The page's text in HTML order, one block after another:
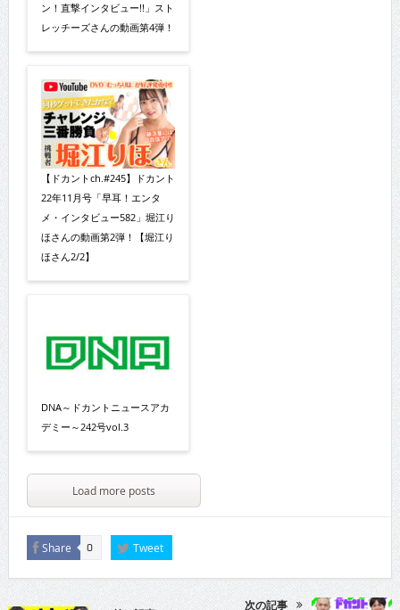
ン！直撃インタビュー!!」スト
レッチーズさんの動画第4弾！
【ドカントch.#245】ドカント
22年11月号「早耳！エンタ
メ・インタビュー582」堀江り
ほさんの動画第2弾！【堀江り
ほさん2/2】
DNA～ドカントニュースアカ
デミー～242号vol.3
Load more posts
Share 0 Tweet
次の記事